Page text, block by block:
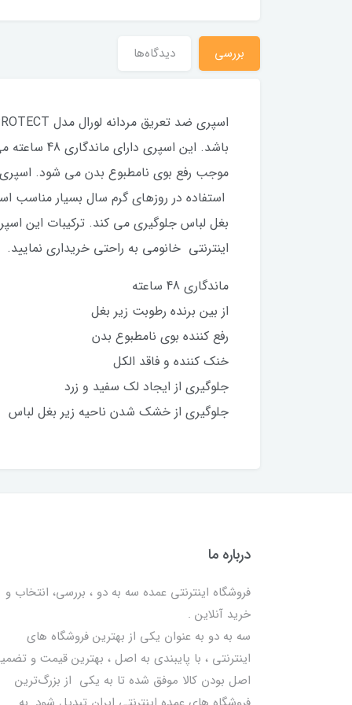
بررسی دیدگاه‌ها
باشد.
استفاده در روزهای گرم سال بسیار
بغل لباس جلوگیری می کند. ترکیبات این
اینترنتی خانومی به راحتی خریداری نمایید.
ماندگاری 48 ساعته
از بین برنده رطوبت زیر بغل
رفع کننده بوی نامطبوع بدن
خنک کننده و فاقد الکل
جلوگیری از ایجاد لک سفید و زرد
جلوگیری از خشک شدن ناحیه زیر بغل لباس
درباره ما
فروشگاه اینترنتی عمده سه به دو ، بررسی، انتخاب و
خرید آنلاین .
سه به دو به عنوان یکی از بهترين فروشگاه های
اینترنتی ، با پایبندی به اصل ، بهترين قيمت و
اصل‌ بودن کالا موفق شده تا به يكي از بزرگ‌ترين